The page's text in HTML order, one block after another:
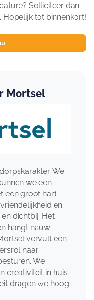
Solliciteer dan
tot binnenkort!
Mortsel
We
we een
een groot hart.
en
dichtbij. Het
hangt nauw
vervult een
naar
We
creativiteit in huis
dragen we hoog